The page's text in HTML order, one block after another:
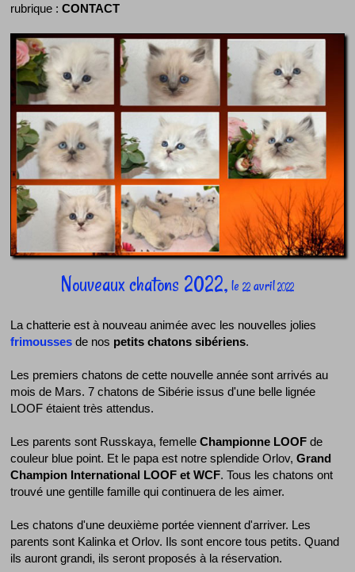
rubrique :CONTACT
Nouveaux chatons 2022, le 22avril2022
La chatterie est à nouveau animée avec les nouvelles jolies
frimousses de nos petits chatons sibériens.
Les premiers chatons de cette nouvelle année sont arrivés au
mois de Mars. 7 chatons de Sibérie issus d'une belle lignée
LOOF étaient très attendus.
Les parents sont Russkaya, femelleChampionne LOOF de
couleur blue point. Et le papa est notre splendide Orlov,Grand
Champion International LOOF et WCF. Tous les chatons ont
trouvé une gentille famille qui continuera de les aimer.
Les chatons d'une deuxième portée viennent d'arriver. Les
parents sont Kalinka et Orlov. Ils sont encore tous petits. Quand
ils auront grandi, ils seront proposés à la réservation.